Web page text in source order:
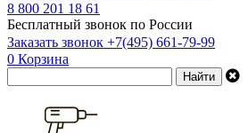
8 800 201 18 61
Бесплатный звонок по России
Заказать звонок +7(495) 661-79-99
0 Корзина